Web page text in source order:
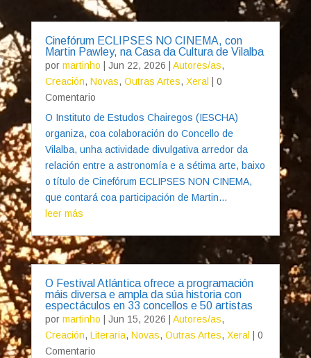
Cinefórum ECLIPSES NO CINEMA, con
Martin Pawley, na Casa da Cultura de Vilalba
por martinho Jun 22, 2026 Autores/as,
Creación, Novas, Outras Artes, Xeral
| 0
Comentario
O Instituto de Estudos Chairegos (IESCHA)
organiza, coa colaboración do Concello de
Vilalba, unha actividade divulgativa arredor da
relación entre a astronomía e a sétima arte, baixo
o título de Cinefórum ECLIPSES NON CINEMA,
que contará coa participación de Martin...
leer más
O Festival Atlántica ofrece a programación
máis diversa e ampla da súa historia con
espectáculos en 33 concellos e 50 artistas
por martinho Jun 15, 2026 Autores/as,
Creación, Literaria, Novas, Outras Artes, Xeral
| 0
Comentario